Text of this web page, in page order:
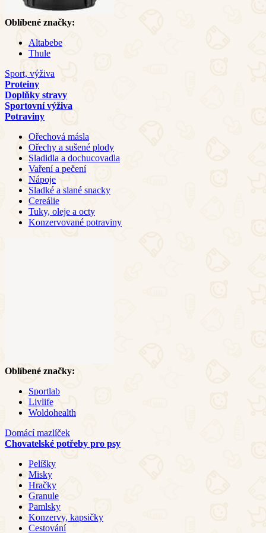
Oblíbené značky:
Altabebe
Thule
Sport, výživa
Proteiny
Doplňky stravy
Sportovní výživa
Potraviny
Ořechová másla
Ořechy a sušené plody
Sladidla a dochucovadla
Vaření a pečení
Nápoje
Sladké a slané snacky
Cereálie
Tuky, oleje a octy
Konzervované potraviny
Oblíbené značky:
Sportlab
Livlife
Woldohealth
Domácí mazlíček
Chovatelské potřeby pro psy
Pelíšky
Misky
Hračky
Granule
Pamlsky
Konzervy, kapsičky
Cestování